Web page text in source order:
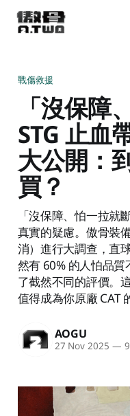
戰傷救援
「沒保障
STG 止血
大公開：
買？
「沒保障、怕一拉就
真實的疑慮。傲骨裝
消）進行大調查，直
然有 60% 的人怕品
了截然不同的評價。
值得成為你原廠 CAT
AOGU
27 Nov 2025 —